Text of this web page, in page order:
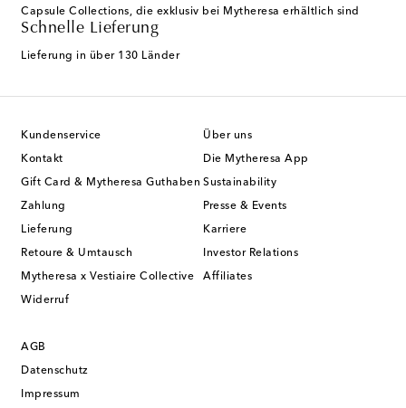
Capsule Collections, die exklusiv bei Mytheresa erhältlich sind
Schnelle Lieferung
Lieferung in über 130 Länder
Kundenservice
Kontakt
Gift Card & Mytheresa Guthaben
Zahlung
Lieferung
Retoure & Umtausch
Mytheresa x Vestiaire Collective
Widerruf
Über uns
Die Mytheresa App
Sustainability
Presse & Events
Karriere
Investor Relations
Affiliates
AGB
Datenschutz
Impressum